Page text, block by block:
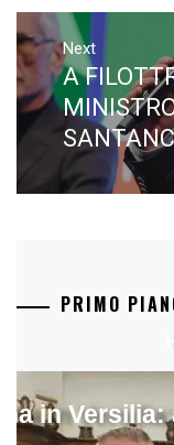
Next
Next
post:
A
PRIMO
in